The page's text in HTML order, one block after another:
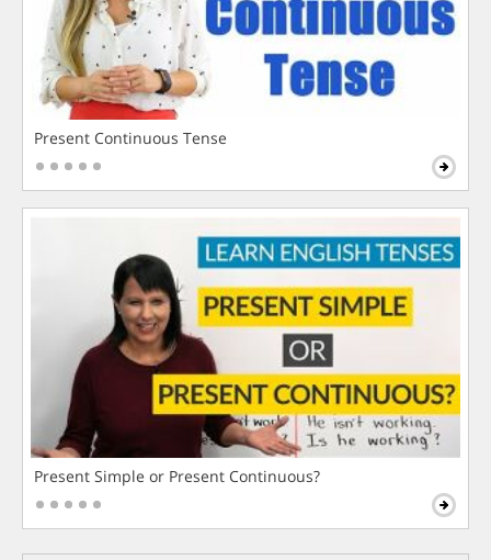
Present Continuous Tense
Present Simple or Present Continuous?